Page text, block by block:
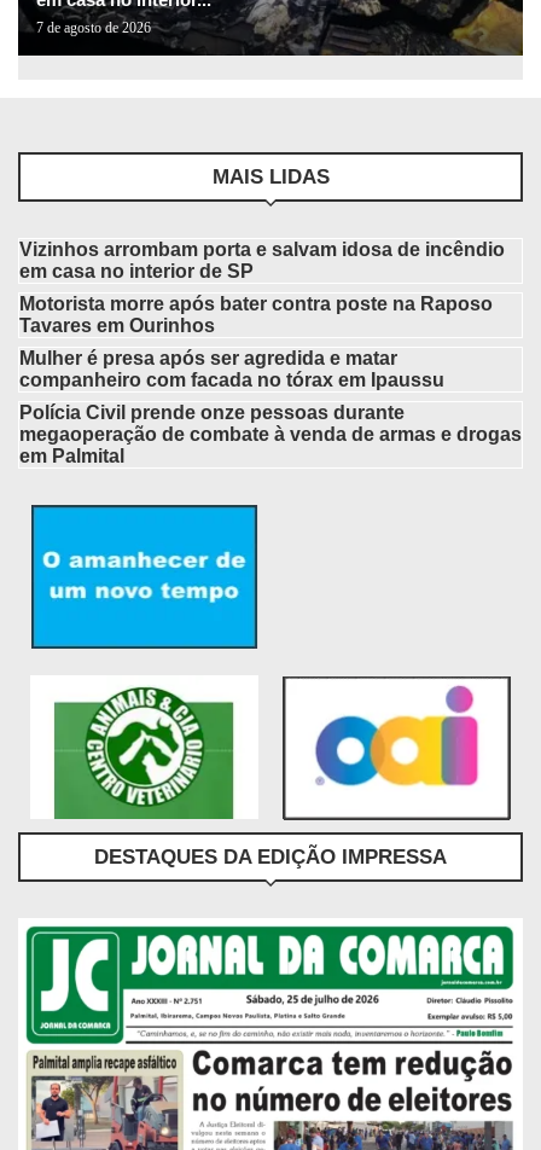
7 de agosto de 2026
MAIS LIDAS
Vizinhos arrombam porta e salvam idosa de incêndio
em casa no interior de SP
Motorista morre após bater contra poste na Raposo
Tavares em Ourinhos
Mulher é presa após ser agredida e matar
companheiro com facada no tórax em Ipaussu
Polícia Civil prende onze pessoas durante
megaoperação de combate à venda de armas e drogas
em Palmital
DESTAQUES DA EDIÇÃO IMPRESSA